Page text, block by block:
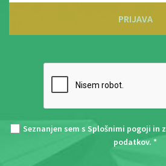
PRIJAVA
Seznanjen sem s Splošnimi pogoji in z
podatkov. *